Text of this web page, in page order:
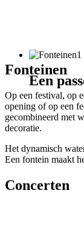
Een
Fonteinen
Op een festival, op
opening of op een
gecombineerd met
decoratie.
Het dynamisch
Een fontein maakt
Concerten